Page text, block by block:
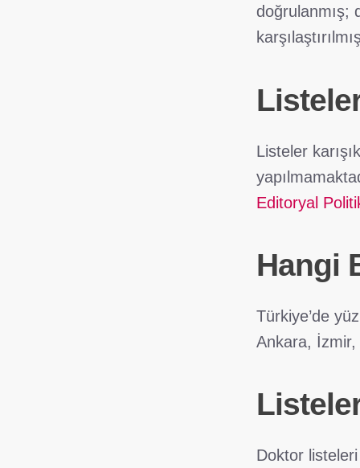
doğrulanmış;
Listeler
Editoryal
Hangi
Türkiye’de
Ankara,
Doktor